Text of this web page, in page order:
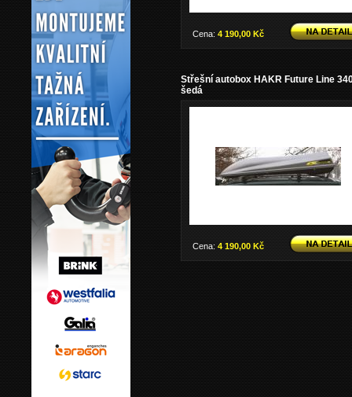
Cena: 4 190,00 Kč
Střešní autobox HAKR Future Line
šedá
Cena: 4 190,00 Kč